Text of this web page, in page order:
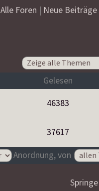
Alle Foren | Neue Beiträge
Gelesen
46383
37617
Anordnung, von